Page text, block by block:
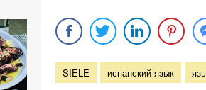
SIELE испанский язык